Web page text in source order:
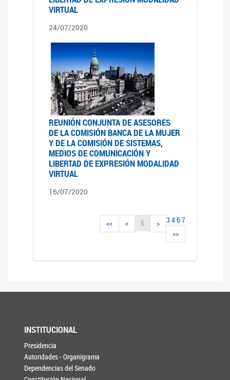
VIRTUAL
24/07/2020
REUNIÓN CONJUNTA DE ASESORES
DE LA COMISIÓN BANCA DE LA MUJER
Y DE LA COMISIÓN DE SISTEMAS,
MEDIOS DE COMUNICACIÓN Y
LIBERTAD DE EXPRESIÓN MODALIDAD
VIRTUAL
16/07/2020
<< < 3 4
5 67
>
>>
INSTITUCIONAL
Presidencia
Autoridades - Organigrama
Dependencias del Senado